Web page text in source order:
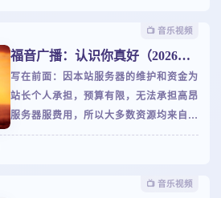
林真儿在真爱世界，婚姻私塾，家长学堂
等您一起学做父母；咱不说別的，只说真
的！
📺️ 音乐视频
福音广播：认识你真好（2026年5
月节目）
写在前面：因本站服务器的维护和资金为
站长个人承担，预算有限，无法承担高昂
服务器服费用，所以大多数资源均来自第
三方站点资源调用，如若资源无法播放，
📺️ 音乐视频